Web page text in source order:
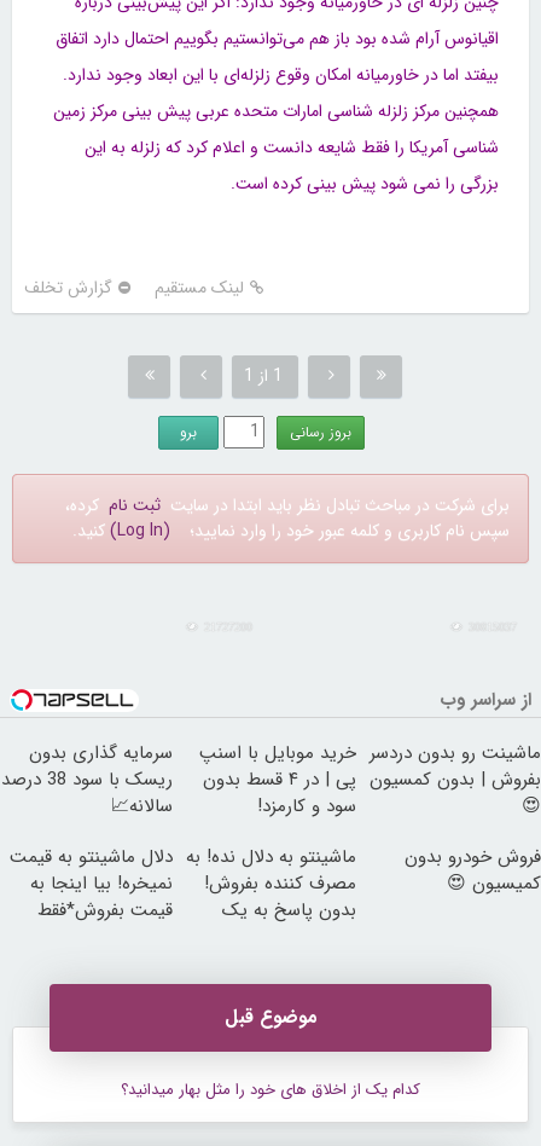
اقیانوس آرام شده بود باز هم می‌توانستیم بگوییم احتمال دارد اتفاق
بیفتد اما در خاورمیانه امکان وقوع زلزله‌ای با این ابعاد وجود ندارد.
همچنین مرکز زلزله شناسی امارات متحده عربی پیش بینی مرکز زمین
شناسی آمریکا را فقط شایعه دانست و اعلام کرد که زلزله به این
بزرگی را نمی شود پیش بینی کرده است.
لینک مستقیم گزارش تخلف
1 از 1
برای شرکت در مباحث تبادل نظر باید ابتدا در سایت ثبت نام کرده،
سپس نام کاربری و کلمه عبور خود را وارد نمایید؛ (Log In) کنید.
از سراسر وب
ماشینت رو بدون دردسر
بفروش | بدون کمسیون
😍
خرید موبایل با اسنپ
پی | در ۴ قسط بدون
سود و کارمزد!
سرمایه گذاری بدون
ریسک با سود 38 درصد
سالانه📈
فروش خودرو بدون
کمیسیون 😍
ماشینتو به دلال نده! به
مصرف کننده بفروش!
بدون پاسخ به یک
دلال ماشینتو به قیمت
نمیخره! بیا اینجا به
قیمت بفروش*فقط
موضوع قبل
کدام یک از اخلاق های خود را مثل بهار میدانید؟